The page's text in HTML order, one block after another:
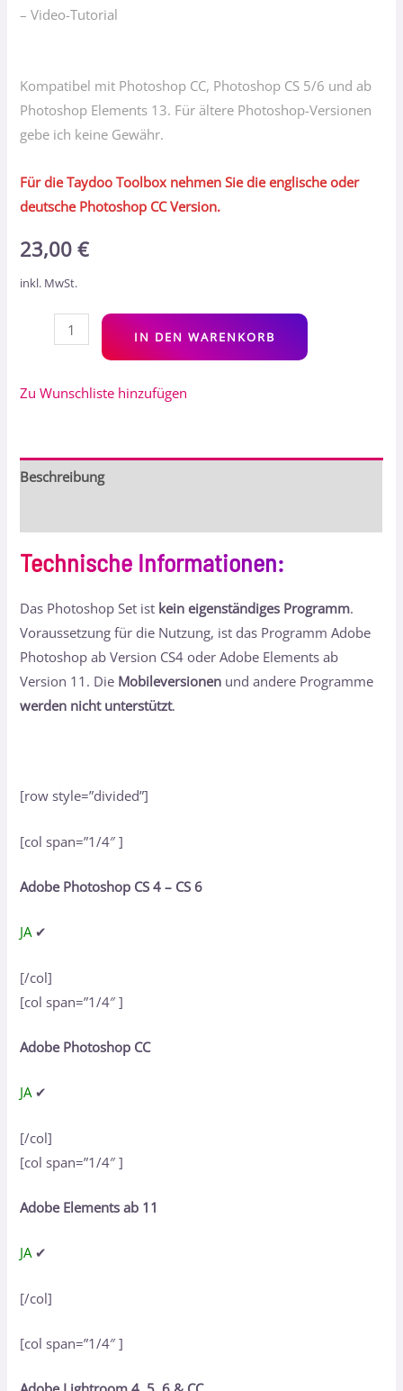
– Video-Tutorial
Kompatibel mit Photoshop CC, Photoshop CS 5/6 und ab
Photoshop Elements 13. Für ältere Photoshop-Versionen
gebe ich keine Gewähr.
Für die Taydoo Toolbox nehmen Sie die englische oder
deutsche Photoshop CC Version.
23,00€
inkl. MwSt.
IN DEN WARENKORB
Zu Wunschliste hinzufügen
Beschreibung
Technische Informationen:
Das Photoshop Set ist kein eigenständiges Programm.
Voraussetzung für die Nutzung, ist das Programm Adobe
Photoshop ab Version CS4 oder Adobe Elements ab
Version 11. Die Mobileversionen und andere Programme
werden nicht unterstützt.
[row style=”divided”]
[col span=”1/4″ ]
Adobe Photoshop CS 4 – CS 6
JA✔
[/col]
[col span=”1/4″ ]
Adobe Photoshop CC
JA✔
[/col]
[col span=”1/4″ ]
Adobe Elements ab 11
JA✔
[/col]
[col span=”1/4″ ]